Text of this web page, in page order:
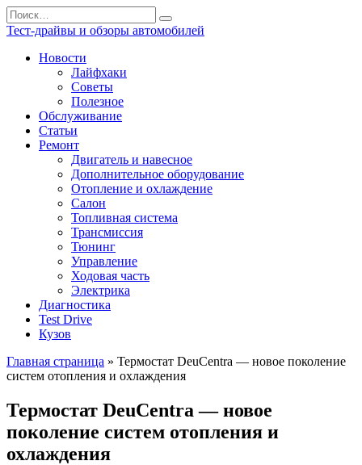
Перейти
к
содержанию
Search
for:
Тест-драйвы и обзоры автомобилей
Новости
Лайфхаки
Советы
Полезное
Обслуживание
Статьи
Ремонт
Двигатель и навесное
Дополнительное оборудование
Отопление и охлаждение
Салон
Топливная система
Трансмиссия
Тюнинг
Управление
Ходовая часть
Электрика
Диагностика
Test Drive
Кузов
Главная страница » Термостат DeuCentra — новое поколение
систем отопления и охлаждения
Термостат DeuCentra — новое
поколение систем отопления и
охлаждения